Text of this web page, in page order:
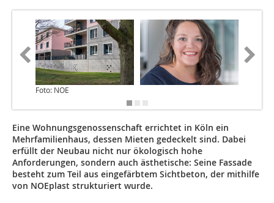
Foto: NOE
Eine Wohnungsgenossenschaft errichtet in Köln ein
Mehrfamilienhaus, dessen Mieten gedeckelt sind. Dabei
erfüllt der Neubau nicht nur ökologisch hohe
Anforderungen, sondern auch ästhetische: Seine Fassade
besteht zum Teil aus eingefärbtem Sichtbeton, der mithilfe
von NOEplast strukturiert wurde.